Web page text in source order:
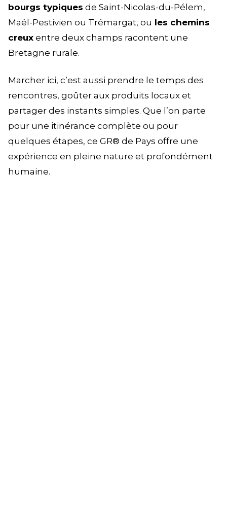
bourgs typiques de Saint-Nicolas-du-Pélem,
Maël-Pestivien ou Trémargat, ou les chemins
creux entre deux champs racontent une
Bretagne rurale.
Marcher ici, c’est aussi prendre le temps des
rencontres, goûter aux produits locaux et
partager des instants simples. Que l’on parte
pour une itinérance complète ou pour
quelques étapes, ce GR® de Pays offre une
expérience en pleine nature et profondément
humaine.